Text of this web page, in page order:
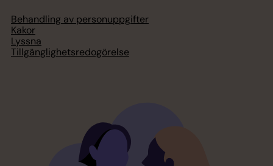
Behandling av personuppgifter
Kakor
Lyssna
Tillgänglighetsredogörelse